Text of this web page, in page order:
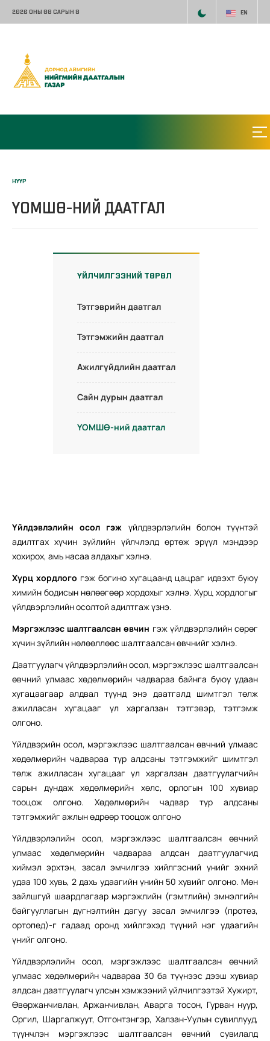
2026 ОНЫ 08 САРЫН 8 EN
НҮҮР
ҮОМШӨ-НИЙ ДААТГАЛ
ҮЙЛЧИЛГЭЭНИЙ ТӨРӨЛ
Тэтгэврийн даатгал
Тэтгэмжийн даатгал
Ажилгүйдлийн даатгал
Сайн дурын даатгал
ҮОМШӨ-ний даатгал
Үйлдэвлэлийн осол гэж үйлдвэрлэлийн болон түүнтэй
адилтгах хүчин зүйлийн үйлчлэлд өртөж эрүүл мэндээр
хохирох, амь насаа алдахыг хэлнэ.
Хурц хордлого гэж богино хугацаанд цацраг идвэхт буюу
химийн бодисын нөлөөгөөр хордохыг хэлнэ. Хурц хордлогыг
үйлдвэрлэлийн осолтой адилтгаж үзнэ.
Мэргэжлээс шалтгаалсан өвчин гэж үйлдвэрлэлийн сөрөг
хүчин зүйлийн нөлөөллөөс шалтгаалсан өвчнийг хэлнэ.
Даатгуулагч үйлдвэрлэлийн осол, мэргэжлээс шалтгаалсан
өвчний улмаас хөдөлмөрийн чадвараа байнга буюу удаан
хугацаагаар алдвал түүнд энэ даатгалд шимтгэл төлж
ажилласан хугацааг үл харгалзан тэтгэвэр, тэтгэмж
олгоно.
Үйлдвэрийн осол, мэргэжлээс шалтгаалсан өвчний улмаас
хөдөлмөрийн чадвараа түр алдсаны тэтгэмжийг шимтгэл
төлж ажилласан хугацааг үл харгалзан даатгуулагчийн
сарын дундаж хөдөлмөрийн хөлс, орлогын 100 хувиар
тооцож олгоно. Хөдөлмөрийн чадвар түр алдсаны
тэтгэмжийг ажлын өдрөөр тооцож олгоно
Үйлдвэрлэлийн осол, мэргэжлээс шалтгаалсан өвчний
улмаас хөдөлмөрийн чадвараа алдсан даатгуулагчид
хиймэл эрхтэн, засал эмчилгээ хийлгэсний үнийг эхний
удаа 100 хувь, 2 дахь удаагийн үнийн 50 хувийг олгоно. Мөн
зайлшгүй шаардлагаар мэргэжлийн (гэмтлийн) эмнэлгийн
байгууллагын дүгнэлтийн дагуу засал эмчилгээ (протез,
ортопед)-г гадаад оронд хийлгэхэд түүний нэг удаагийн
үнийг олгоно.
Үйлдвэрлэлийн осол, мэргэжлээс шалтгаалсан өвчний
улмаас хөдөлмөрийн чадвараа 30 ба түүнээс дээш хувиар
алдсан даатгуулагч улсын хэмжээний үйлчилгээтэй Хужирт,
Өвөржанчивлан, Аржанчивлан, Аварга тосон, Гурван нуур,
Оргил, Шаргалжуут, Отгонтэнгэр, Халзан-Уулын сувиллууд,
түүнчлэн мэргэжлээс шалтгаалсан өвчний сувилалд